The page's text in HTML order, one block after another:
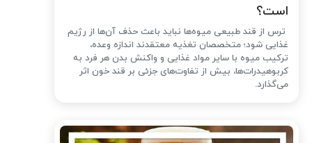
است؟
ترس از قند طبیعی میوه‌ها نباید باعث حذف آن‌ها از رژیم
غذایی شود؛ متخصصان تغذیه معتقدند اندازه وعده،
ترکیب میوه با سایر مواد غذایی و واکنش بدن هر فرد به
کربوهیدرات‌ها، بیش از تفاوت‌های جزئی بر قند خون اثر
می‌گذارد.